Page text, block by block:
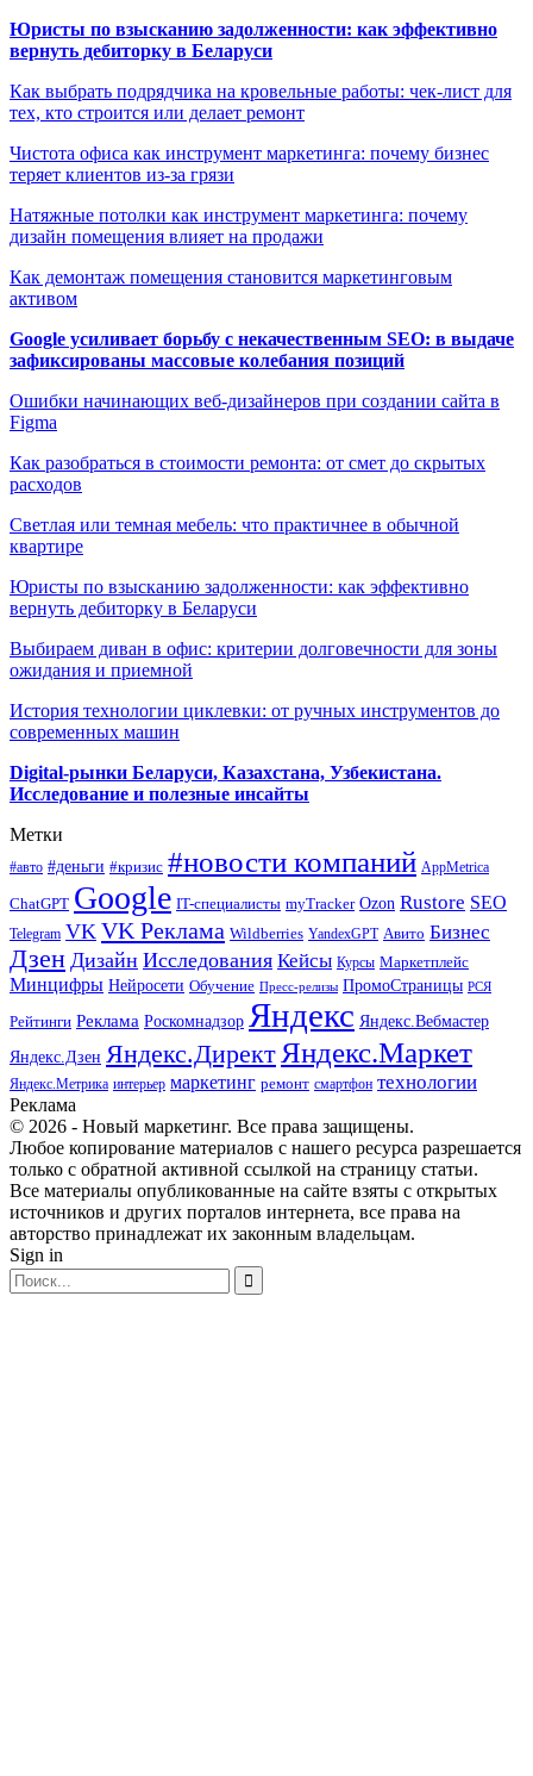
Юристы по взысканию задолженности: как эффективно
вернуть дебиторку в Беларуси
Как выбрать подрядчика на кровельные работы: чек-лист для
тех, кто строится или делает ремонт
Чистота офиса как инструмент маркетинга: почему бизнес
теряет клиентов из-за грязи
Натяжные потолки как инструмент маркетинга: почему
дизайн помещения влияет на продажи
Как демонтаж помещения становится маркетинговым
активом
Google усиливает борьбу с некачественным SEO: в выдаче
зафиксированы массовые колебания позиций
Ошибки начинающих веб-дизайнеров при создании сайта в
Figma
Как разобраться в стоимости ремонта: от смет до скрытых
расходов
Светлая или темная мебель: что практичнее в обычной
квартире
Юристы по взысканию задолженности: как эффективно
вернуть дебиторку в Беларуси
Выбираем диван в офис: критерии долговечности для зоны
ожидания и приемной
История технологии циклевки: от ручных инструментов до
современных машин
Digital-рынки Беларуси, Казахстана, Узбекистана.
Исследование и полезные инсайты
Метки
#авто #деньги #кризис #новости компаний AppMetrica
ChatGPT Google IT-специалисты myTracker Ozon Rustore SEO
Telegram VK VK Реклама Wildberries YandexGPT Авито Бизнес
Дзен Дизайн Исследования Кейсы Курсы Маркетплейс
Минцифры Нейросети Обучение Пресс-релизы ПромоСтраницы РСЯ
Рейтинги Реклама Роскомнадзор Яндекс Яндекс.Вебмастер
Яндекс.Дзен Яндекс.ДиректЯндекс.Маркет
Яндекс.Метрика интерьер маркетинг ремонт смартфон технологии
Реклама
© 2026 - Новый маркетинг. Все права защищены.
Любое копирование материалов с нашего ресурса разрешается
только с обратной активной ссылкой на страницу статьи.
Все материалы опубликованные на сайте взяты с открытых
источников и других порталов интернета, все права на
авторство принадлежат их законным владельцам.
Sign in